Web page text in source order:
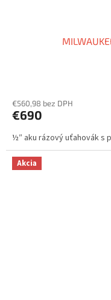
€560,98 bez DPH
€690
½″ aku rázový uťahovák s
Akcia